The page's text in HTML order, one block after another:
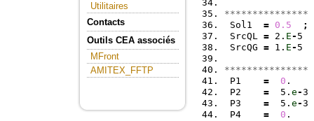
Utilitaires
Contacts
Outils CEA associés
MFront
AMITEX_FFTP
***************
Sol1 = 0.5
;
SrcQL = 2. E-
SrcQG = 1. E-
***************
P1 = 0
P2 =
  5.
e-
P3 =
  5.
e-3
P4 = 0 .